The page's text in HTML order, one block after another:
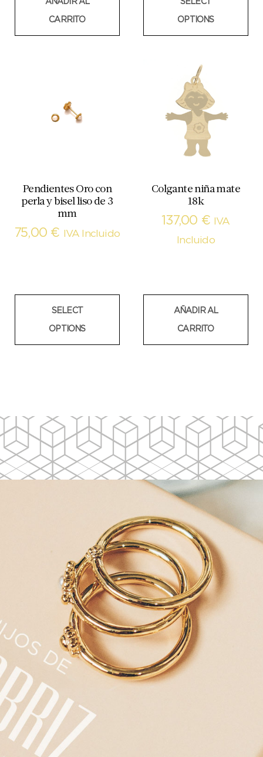
AÑADIR AL
CARRITO
SELECT
OPTIONS
Pendientes Oro con
perla y bisel liso de 3
mm
75,00 € IVA Incluido
SELECT
OPTIONS
Colgante niña mate
18k
137,00 €
IVA
Incluido
AÑADIR AL
CARRITO